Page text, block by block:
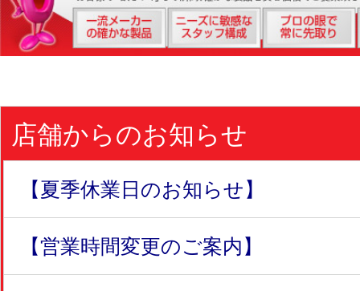
店舗からのお知らせ
【夏季休業日のお知らせ】
【営業時間変更のご案内】